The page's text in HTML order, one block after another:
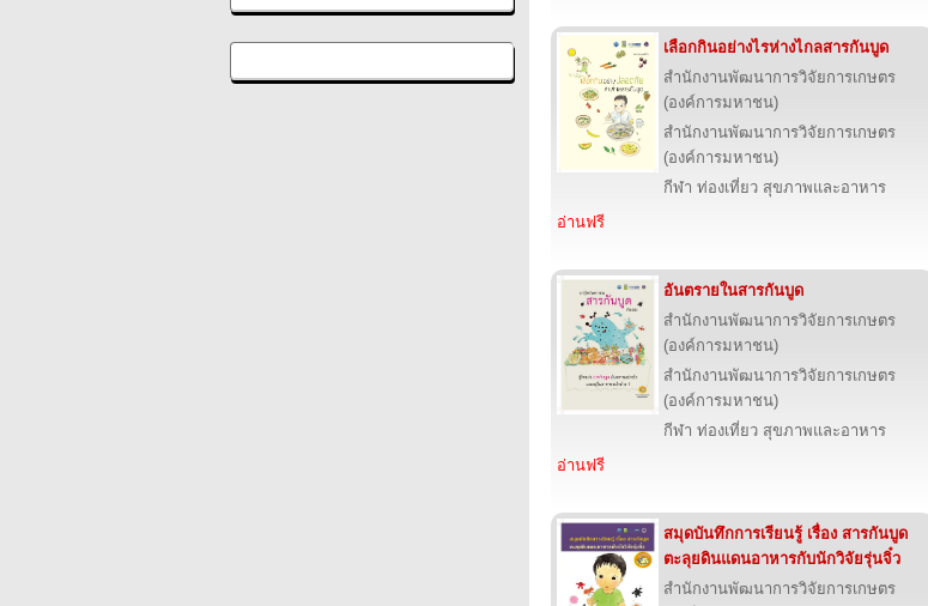
เลือกกินอย่างไรห่างไกลสารกันบูด
สำนักงานพัฒนาการวิจัยการเกษตร
(องค์การมหาชน)
สำนักงานพัฒนาการวิจัยการเกษตร
(องค์การมหาชน)
กีฬา ท่องเที่ยว สุขภาพและอาหาร
อ่านฟรี
อันตรายในสารกันบูด
สำนักงานพัฒนาการวิจัยการเกษตร
(องค์การมหาชน)
สำนักงานพัฒนาการวิจัยการเกษตร
(องค์การมหาชน)
กีฬา ท่องเที่ยว สุขภาพและอาหาร
อ่านฟรี
สมุดบันทึกการเรียนรู้ เรื่อง สารกันบูด
ตะลุยดินแดนอาหารกับนักวิจัยรุ่นจิ๋ว
สำนักงานพัฒนาการวิจัยการเกษตร